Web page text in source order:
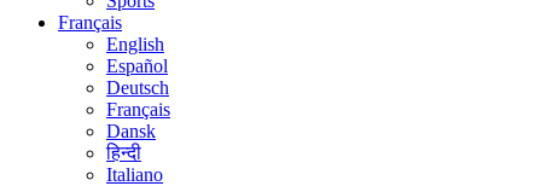
Français
English
Español
Deutsch
Français
Dansk
हिन्दी
Italiano